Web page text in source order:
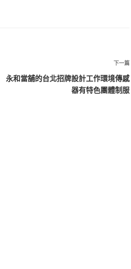
下
一
下一篇
永和當舖的台北招牌設計工作環境傳感
器有特色團體制服